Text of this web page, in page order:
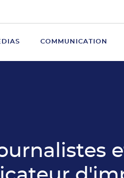
COMMUNICATION